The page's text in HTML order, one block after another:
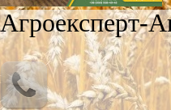
Агроексперт-